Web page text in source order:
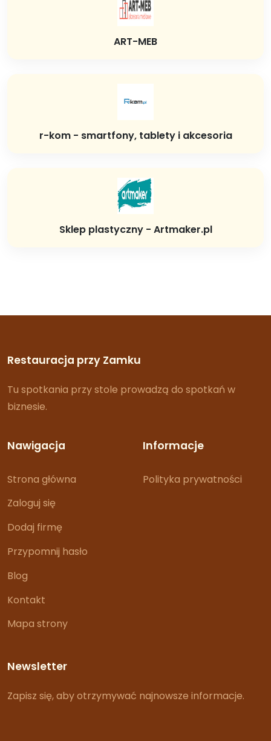
ART-MEB
r-kom - smartfony, tablety i akcesoria
Sklep plastyczny - Artmaker.pl
Restauracja przy Zamku
Tu spotkania przy stole prowadzą do spotkań w
biznesie.
Nawigacja
Strona główna
Zaloguj się
Dodaj firmę
Przypomnij hasło
Blog
Kontakt
Mapa strony
Informacje
Polityka prywatności
Newsletter
Zapisz się, aby otrzymywać najnowsze informacje.